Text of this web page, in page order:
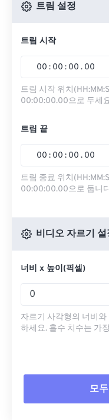
트림 설정
트림 시작
00 : 00 : 00 . 00
트림 시작 위치
00:00:00.00으로 두세
트림 끝
00 : 00 : 00 . 00
트림 종료 위치
00:00:00.00으로 둡니
비디오 자르기 설
너비 x 높이(픽셀)
자르기 사각형의 너비
하세요. 홀수 치수는 가
모